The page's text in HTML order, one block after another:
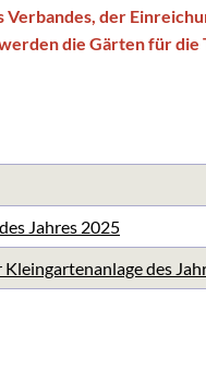
der
die Gärten für
Jahres 2025
des